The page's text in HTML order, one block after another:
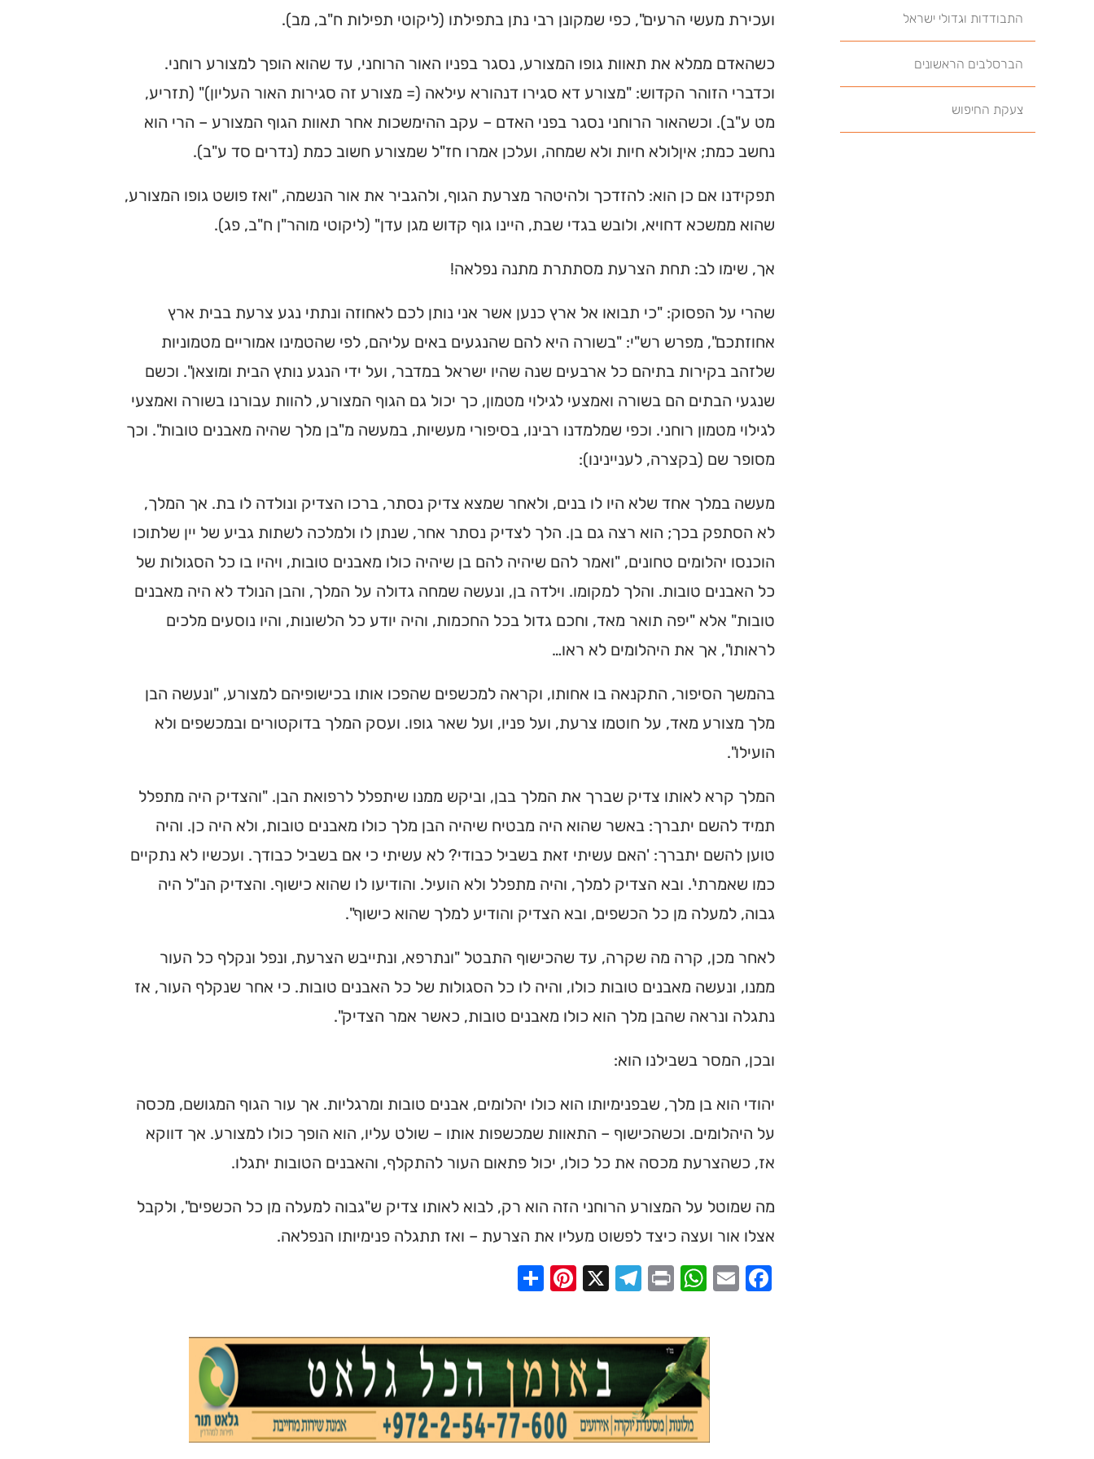
התבודדות וגדולי ישראל
הברסלבים הראשונים
צעקת החיפוש
ועכירת מעשי הרעים", כפי שמקונן רבי נתן בתפילתו (ליקוטי תפילות ח"ב, מב).
כשהאדם ממלא את תאוות גופו המצורע, נסגר בפניו האור הרוחני, עד שהוא הופך למצורע רוחני.
וכדברי הזוהר הקדוש: "מצורע דא סגירו דנהורא עילאה (= מצורע זה סגירות האור העליון)" (תזריע,
מט ע"ב). וכשהאור הרוחני נסגר בפני האדם – עקב ההימשכות אחר תאוות הגוף המצורע – הרי הוא
נחשב כמת; איןלולא חיות ולא שמחה, ועלכן אמרו חז"ל שמצורע חשוב כמת (נדרים סד ע"ב).
תפקידנו אם כן הוא: להזדכך ולהיטהר מצרעת הגוף, ולהגביר את אור הנשמה, "ואז פושט גופו המצורע,
שהוא ממשכא דחויא, ולובש בגדי שבת, היינו גוף קדוש מגן עדן" (ליקוטי מוהר"ן ח"ב, פג).
אך, שימו לב: תחת הצרעת מסתתרת מתנה נפלאה!
שהרי על הפסוק: "כי תבואו אל ארץ כנען אשר אני נותן לכם לאחוזה ונתתי נגע צרעת בבית ארץ
אחוזתכם", מפרש רש"י: "בשורה היא להם שהנגעים באים עליהם, לפי שהטמינו אמוריים מטמוניות
שלזהב בקירות בתיהם כל ארבעים שנה שהיו ישראל במדבר, ועל ידי הנגע נותץ הבית ומוצאן". וכשם
שנגעי הבתים הם בשורה ואמצעי לגילוי מטמון, כך יכול גם הגוף המצורע, להוות עבורנו בשורה ואמצעי
לגילוי מטמון רוחני. וכפי שמלמדנו רבינו, בסיפורי מעשיות, במעשה מ"בן מלך שהיה מאבנים טובות". וכך
מסופר שם (בקצרה, לעניינינו):
מעשה במלך אחד שלא היו לו בנים, ולאחר שמצא צדיק נסתר, ברכו הצדיק ונולדה לו בת. אך המלך,
לא הסתפק בכך; הוא רצה גם בן. הלך לצדיק נסתר אחר, שנתן לו ולמלכה לשתות גביע של יין שלתוכו
הוכנסו יהלומים טחונים, "ואמר להם שיהיה להם בן שיהיה כולו מאבנים טובות, ויהיו בו כל הסגולות של
כל האבנים טובות. והלך למקומו. וילדה בן, ונעשה שמחה גדולה על המלך, והבן הנולד לא היה מאבנים
טובות" אלא "יפה תואר מאד, וחכם גדול בכל החכמות, והיה יודע כל הלשונות, והיו נוסעים מלכים
לראותו", אך את היהלומים לא ראו…
בהמשך הסיפור, התקנאה בו אחותו, וקראה למכשפים שהפכו אותו בכישופיהם למצורע, "ונעשה הבן
מלך מצורע מאד, על חוטמו צרעת, ועל פניו, ועל שאר גופו. ועסק המלך בדוקטורים ובמכשפים ולא
הועילו".
המלך קרא לאותו צדיק שברך את המלך בבן, וביקש ממנו שיתפלל לרפואת הבן. "והצדיק היה מתפלל
תמיד להשם יתברך: באשר שהוא היה מבטיח שיהיה הבן מלך כולו מאבנים טובות, ולא היה כן. והיה
טוען להשם יתברך: 'האם עשיתי זאת בשביל כבודי? לא עשיתי כי אם בשביל כבודך. ועכשיו לא נתקיים
כמו שאמרתי'. ובא הצדיק למלך, והיה מתפלל ולא הועיל. והודיעו לו שהוא כישוף. והצדיק הנ"ל היה
גבוה, למעלה מן כל הכשפים, ובא הצדיק והודיע למלך שהוא כישוף".
לאחר מכן, קרה מה שקרה, עד שהכישוף התבטל "ונתרפא, ונתייבש הצרעת, ונפל ונקלף כל העור
ממנו, ונעשה מאבנים טובות כולו, והיה לו כל הסגולות של כל האבנים טובות. כי אחר שנקלף העור, אז
נתגלה ונראה שהבן מלך הוא כולו מאבנים טובות, כאשר אמר הצדיק".
ובכן, המסר בשבילנו הוא:
יהודי הוא בן מלך, שבפנימיותו הוא כולו יהלומים, אבנים טובות ומרגליות. אך עור הגוף המגושם, מכסה
על היהלומים. וכשהכישוף – התאוות שמכשפות אותו – שולט עליו, הוא הופך כולו למצורע. אך דווקא
אז, כשהצרעת מכסה את כל כולו, יכול פתאום העור להתקלף, והאבנים הטובות יתגלו.
מה שמוטל על המצורע הרוחני הזה הוא רק, לבוא לאותו צדיק ש"גבוה למעלה מן כל הכשפים", ולקבל
אצלו אור ועצה כיצד לפשוט מעליו את הצרעת – ואז תתגלה פנימיותו הנפלאה.
Facebook
Email
WhatsApp
Print
Telegram
Pinterest
מחפשים בית כנסת או
מוסד ברסלב?
הכירו את האינדקס החדש והמקיף של בתי כנסת
תורה, כתובות ודרכי הגעה בלחיצת כפתור.